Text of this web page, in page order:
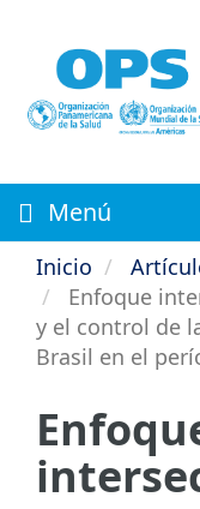
contenido
principal
Menú
Inicio
Enfoque
y el control de
Brasil en el